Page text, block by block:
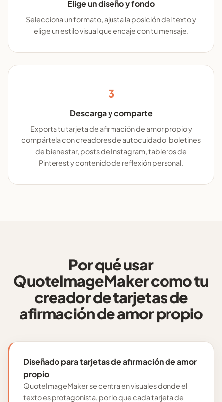
Elige un diseño y fondo
Selecciona un formato, ajusta la posición del texto y
elige un estilo visual que encaje con tu mensaje.
3
Descarga y comparte
Exporta tu tarjeta de afirmación de amor propio y
compártela con creadores de autocuidado, boletines
de bienestar, posts de Instagram, tableros de
Pinterest y contenido de reflexión personal.
Por qué usar
QuoteImageMaker como tu
creador de tarjetas de
afirmación de amor propio
Diseñado para tarjetas de afirmación de amor
propio
QuoteImageMaker se centra en visuales donde el
texto es protagonista, por lo que cada tarjeta de